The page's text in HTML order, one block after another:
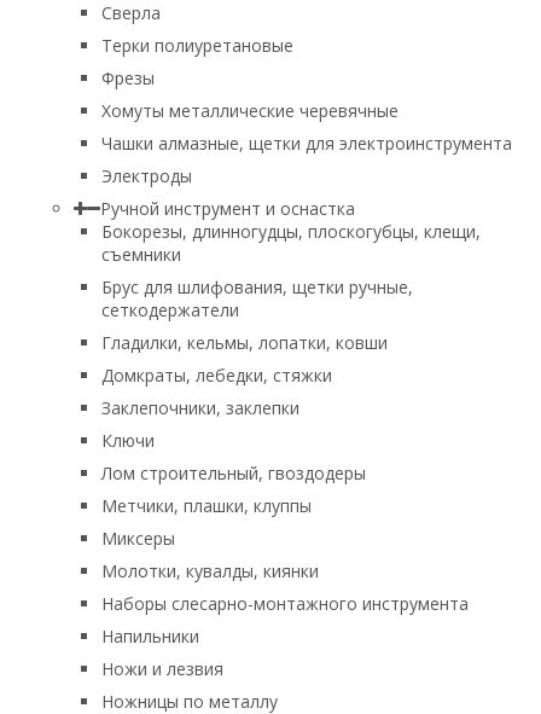
Сверла
Терки полиуретановые
Фрезы
Хомуты металлические черевячные
Чашки алмазные, щетки для электроинструмента
Электроды
Ручной инструмент и оснастка
Бокорезы, длинногудцы, плоскогубцы, клещи,
съемники
Брус для шлифования, щетки ручные,
сеткодержатели
Гладилки, кельмы, лопатки, ковши
Домкраты, лебедки, стяжки
Заклепочники, заклепки
Ключи
Лом строительный, гвоздодеры
Метчики, плашки, клуппы
Миксеры
Молотки, кувалды, киянки
Наборы слесарно-монтажного инструмента
Напильники
Ножи и лезвия
Ножницы по металлу